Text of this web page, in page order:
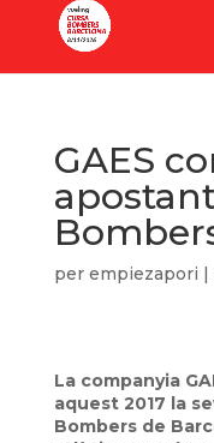
GAES
per empiezapori |
La companyia
aquest 2017 la
Bombers de